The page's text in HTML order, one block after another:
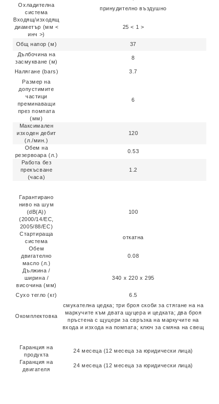
Охладителна
система
принудително въздушно
Входящ/изходящ
диаметър (мм <
инч >)
25 < 1 >
Общ напор (м)
37
Дълбочина на
засмукване (м)
8
Налягане (bars)
3.7
Размер на
допустимите
частици
преминаващи
през помпата
(мм)
6
Максимален
изходен дебит
(л./мин.)
120
Обем на
резервоара (л.)
0.53
Работа без
прекъсване
(часа)
1.2
Гарантирано
ниво на шум
(dB(A))
(2000/14/EC,
2005/88/EC)
100
Стартираща
система
откатна
Обем
двигателно
масло (л.)
0.08
Дължина /
ширина /
височина (мм)
340 x 220 x 295
Сухо тегло (кг) 6.5
Окомплектовка
смукателна цедка; три броя скоби за стягане на на
маркучите към двата щуцера и цедката; два броя
пръстена с щуцери за свръзка на мaркучите на
входа и изхода на помпата; ключ за смяна на свещ
Гаранция на
продукта
24 месеца (12 месеца за юридически лица)
Гаранция на
двигателя
24 месеца (12 месеца за юридически лица)